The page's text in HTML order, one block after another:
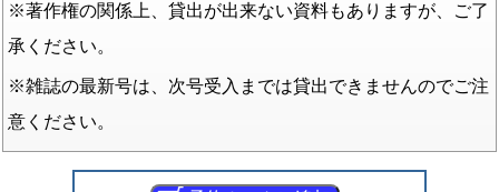
※著作権の関係上、貸出が出来ない資料もありますが、ご了
承ください。
※雑誌の最新号は、次号受入までは貸出できませんのでご注
意ください。